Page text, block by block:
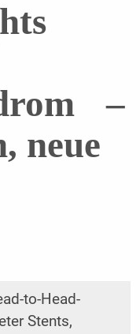
–
neue
to-Head-
Stents,